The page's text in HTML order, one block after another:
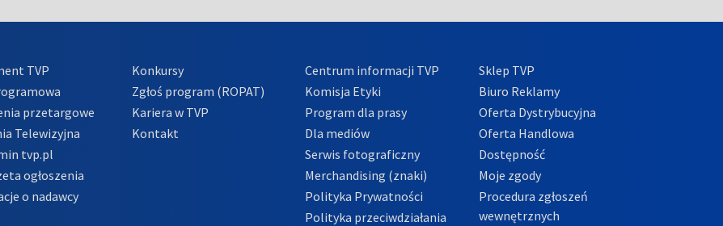
TVP
przetargowe
Telewizyjna
tvp.pl
ogłoszenia
o nadawcy
Konkursy
Zgłoś program (ROPAT)
Kariera w TVP
Kontakt
Centrum informacji TVP
Komisja Etyki
Program dla prasy
Dla mediów
Serwis fotograficzny
Merchandising (znaki)
Polityka Prywatności
Polityka przeciwdziałania
Sklep TVP
Biuro Reklamy
Oferta Dystrybucyjna
Oferta Handlowa
Dostępność
Moje zgody
Procedura zgłoszeń
wewnętrznych